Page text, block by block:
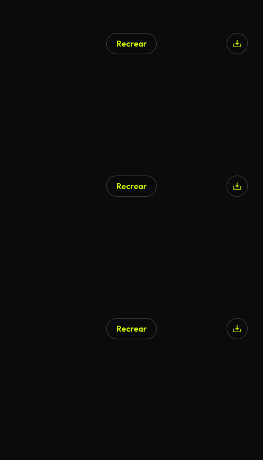
Recrear
Recrear
Recrear